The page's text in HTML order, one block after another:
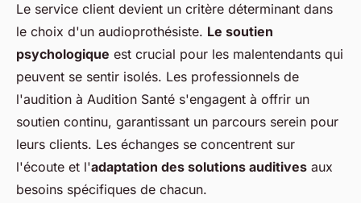
Le service client devient un critère déterminant dans
le choix d'un audioprothésiste. Le soutien
psychologique est crucial pour les malentendants qui
peuvent se sentir isolés. Les professionnels de
l'audition à Audition Santé s'engagent à offrir un
soutien continu, garantissant un parcours serein pour
leurs clients. Les échanges se concentrent sur
l'écoute et l'adaptation des solutions auditives aux
besoins spécifiques de chacun.